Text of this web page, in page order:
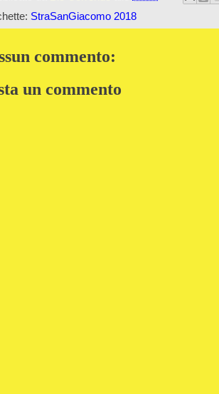
StraSanGiacomo 2018
commento:
un commento